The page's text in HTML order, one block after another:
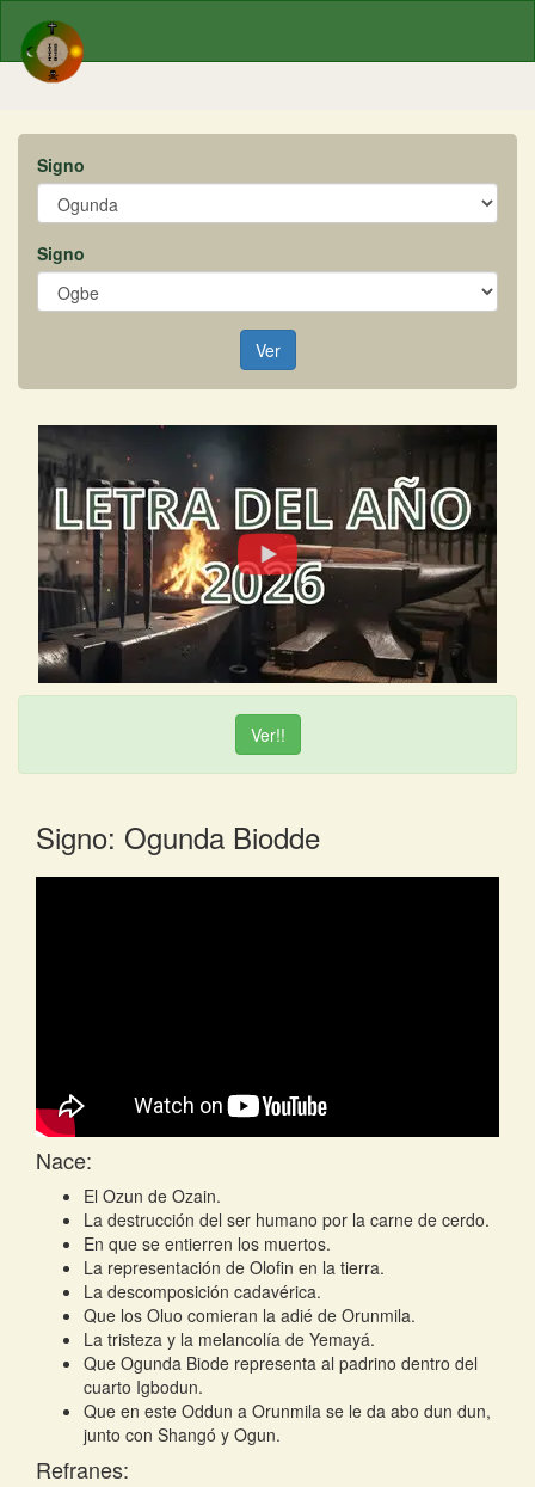
Signo
Signo
Ver
Ver!!
Signo: Ogunda Biodde
Nace:
El Ozun de Ozain.
La destrucción del ser humano por la carne de cerdo.
En que se entierren los muertos.
La representación de Olofin en la tierra.
La descomposición cadavérica.
Que los Oluo comieran la adié de Orunmila.
La tristeza y la melancolía de Yemayá.
Que Ogunda Biode representa al padrino dentro del
cuarto Igbodun.
Que en este Oddun a Orunmila se le da abo dun dun,
junto con Shangó y Ogun.
Refranes: